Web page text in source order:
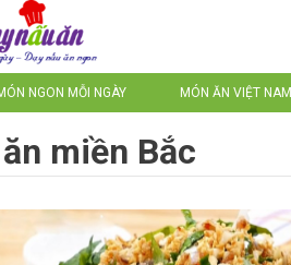
NGON MỖI NGÀY MÓN ĂN VIỆT NAM
miền Bắc